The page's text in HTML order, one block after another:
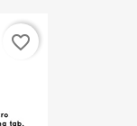
favorite_border